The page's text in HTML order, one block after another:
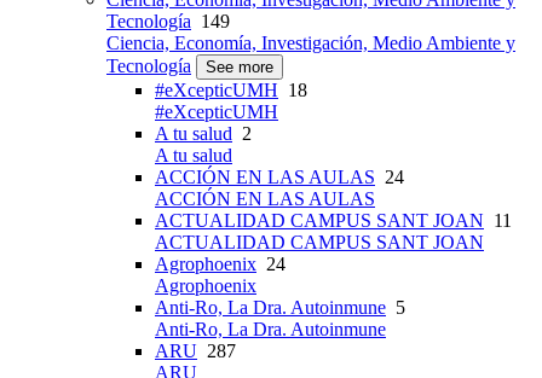
Tecnología 149
Ciencia, Economía, Investigación, Medio Ambiente y
Tecnología
See more
#eXcepticUMH 18
#eXcepticUMH
A tu salud 2
A tu salud
ACCIÓN EN LAS AULAS 24
ACCIÓN EN LAS AULAS
ACTUALIDAD CAMPUS SANT JOAN 11
ACTUALIDAD CAMPUS SANT JOAN
Agrophoenix 24
Agrophoenix
Anti-Ro, La Dra. Autoinmune 5
Anti-Ro, La Dra. Autoinmune
ARU 287
ARU